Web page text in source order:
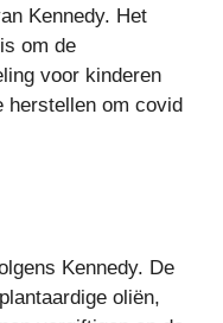
Kennedy. Het
om de
voor kinderen
herstellen om covid
Kennedy. De
oliën,